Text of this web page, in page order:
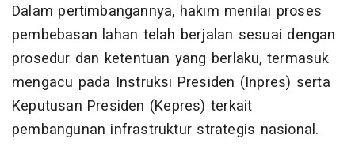
Dalam pertimbangannya, hakim menilai proses
pembebasan lahan telah berjalan sesuai dengan
prosedur dan ketentuan yang berlaku, termasuk
mengacu pada Instruksi Presiden (Inpres) serta
Keputusan Presiden (Kepres) terkait
pembangunan infrastruktur strategis nasional.